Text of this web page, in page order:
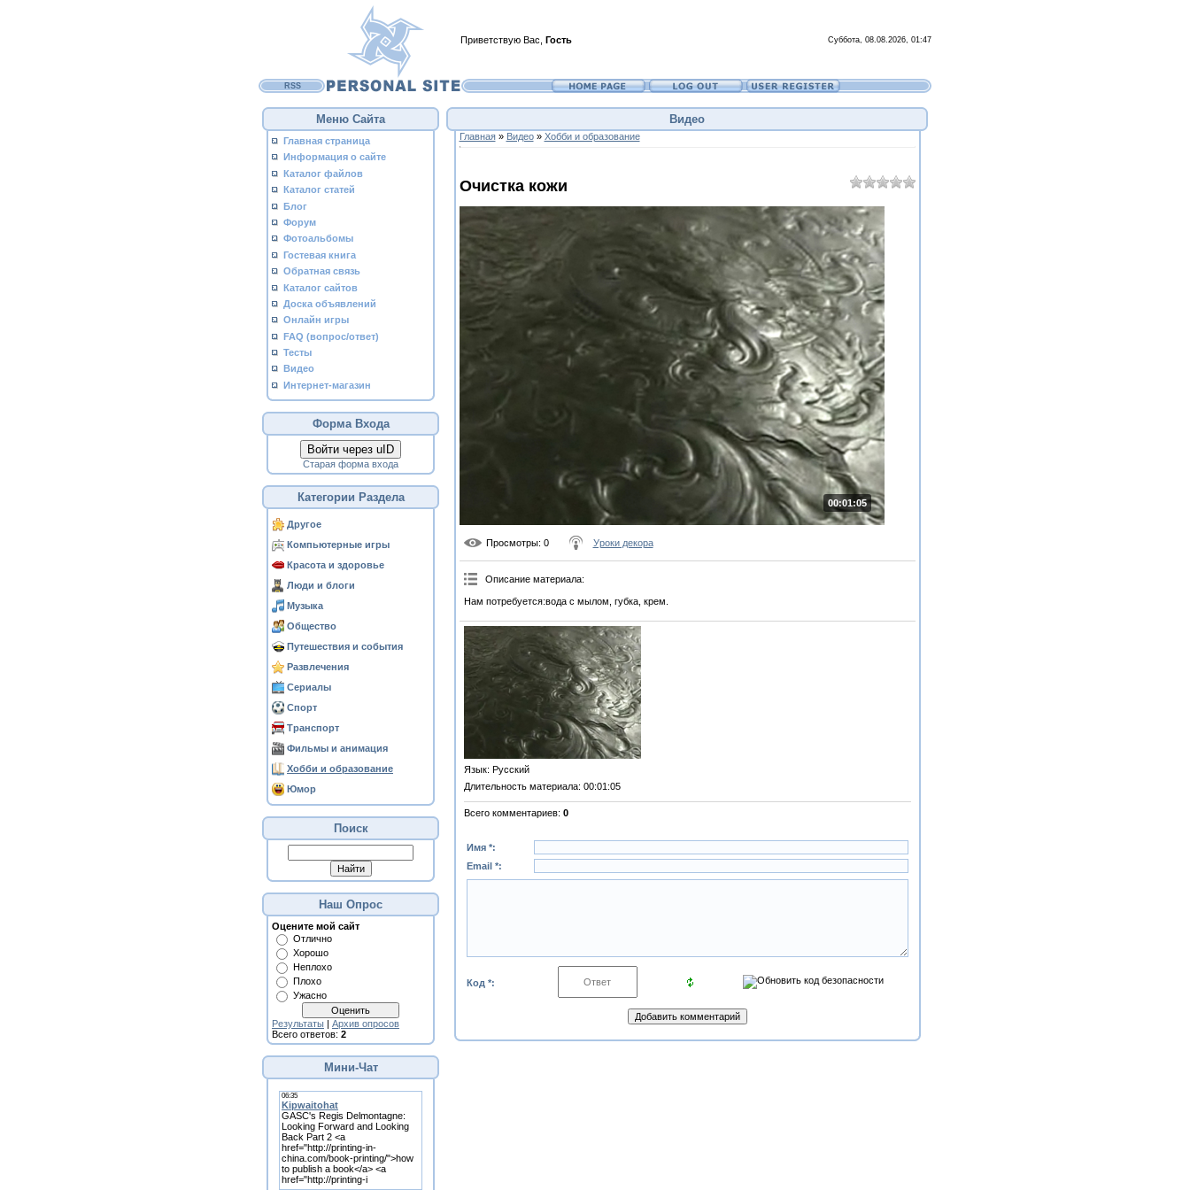
Приветствую Вас Гость Суббота, 08.08.2026, 01:47
RSS
Меню Сайта
Главная страница
Информация о сайте
Каталог файлов
Каталог статей
Блог
Форум
Фотоальбомы
Гостевая книга
Обратная связь
Каталог сайтов
Доска объявлений
Онлайн игры
FAQ (вопрос/ответ)
Тесты
Видео
Интернет-магазин
Форма Входа
Войти через uID
Старая форма входа
Категории Раздела
Другое
Компьютерные игры
Красота и здоровье
Люди и блоги
Музыка
Общество
Путешествия и события
Развлечения
Сериалы
Спорт
Транспорт
Фильмы и анимация
Хобби и образование
Юмор
Поиск
Наш Опрос
Оцените мой сайт
Отлично
Хорошо
Неплохо
Плохо
Ужасно
Результаты | Архив опросов
Всего ответов: 2
Мини-Чат
Видео
Главная» Видео» Хобби и образование
Очистка кожи
00:01:05
Просмотры: 0 Уроки декора
Описание материала:
Нам потребуется:вода с мылом, губка, крем.
Язык: Русский
Длительность материала: 00:01:05
Всего комментариев: 0
Имя *:
Email *:
Код *: